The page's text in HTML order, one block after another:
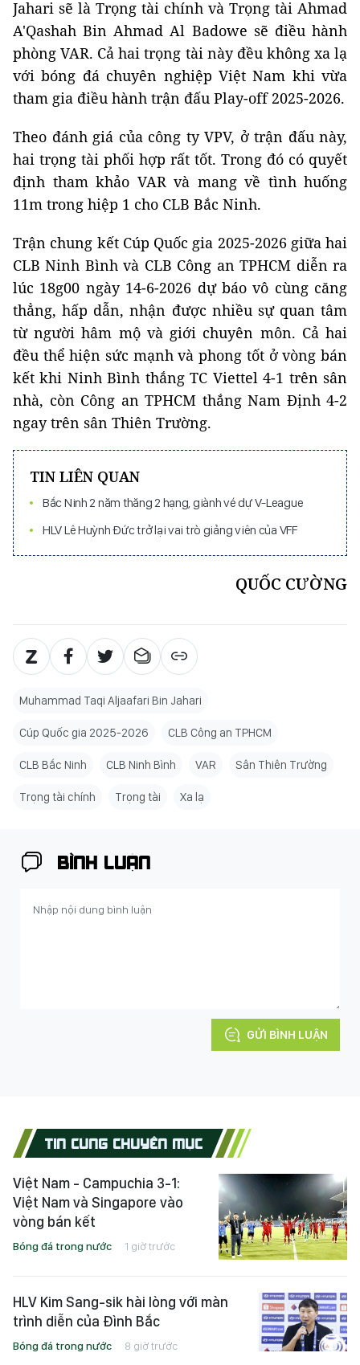
Jahari sẽ là Trọng tài chính và Trọng tài Ahmad
A'Qashah Bin Ahmad Al Badowe sẽ điều hành
phòng VAR. Cả hai trọng tài này đều không xa lạ
với bóng đá chuyên nghiệp Việt Nam khi vừa
tham gia điều hành trận đấu Play-off 2025-2026.
Theo đánh giá của công ty VPV, ở trận đấu này,
hai trọng tài phối hợp rất tốt. Trong đó có quyết
định tham khảo VAR và mang về tình huống
11m trong hiệp 1 cho CLB Bắc Ninh.
Trận chung kết Cúp Quốc gia 2025-2026 giữa hai
CLB Ninh Bình và CLB Công an TPHCM diễn ra
lúc 18g00 ngày 14-6-2026 dự báo vô cùng căng
thẳng, hấp dẫn, nhận được nhiều sự quan tâm
từ người hâm mộ và giới chuyên môn. Cả hai
đều thể hiện sức mạnh và phong tốt ở vòng bán
kết khi Ninh Bình thắng TC Viettel 4-1 trên sân
nhà, còn Công an TPHCM thắng Nam Định 4-2
ngay trên sân Thiên Trường.
TIN LIÊN QUAN
Bắc Ninh 2 năm thăng 2 hạng, giành vé dự V-League
HLV Lê Huỳnh Đức trở lại vai trò giảng viên của VFF
QUỐC CƯỜNG
Muhammad Taqi Aljaafari Bin Jahari
Cúp Quốc gia 2025-2026 CLB Công an TPHCM
CLB Bắc Ninh CLB Ninh Bình VAR Sân Thiên Trường
Trọng tài chính Trọng tài Xa lạ
BÌNH LUẬN
GỬI BÌNH LUẬN
TIN CÙNG CHUYÊN MỤC
Việt Nam - Campuchia 3-1:
Việt Nam và Singapore vào
vòng bán kết
Bóng đá trong nước 1 giờ trước
HLV Kim Sang-sik hài lòng với màn
trình diễn của Đình Bắc
Bóng đá trong nước 8 giờ trước